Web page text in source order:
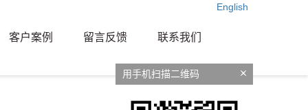
客户案例 留言反馈 联系我们
English
用手机扫描二维码